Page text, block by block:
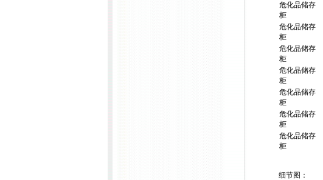
危化品储存
柜
危化品储存
柜
危化品储存
柜
危化品储存
柜
危化品储存
柜
危化品储存
柜
危化品储存
柜
细节图：